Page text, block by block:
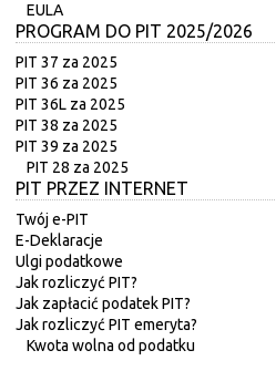
EULA
PROGRAM DO PIT 2025/2026
PIT 37 za 2025
PIT 36 za 2025
PIT 36L za 2025
PIT 38 za 2025
PIT 39 za 2025
PIT 28 za 2025
PIT PRZEZ INTERNET
Twój e-PIT
E-Deklaracje
Ulgi podatkowe
Jak rozliczyć PIT?
Jak zapłacić podatek PIT?
Jak rozliczyć PIT emeryta?
Kwota wolna od podatku